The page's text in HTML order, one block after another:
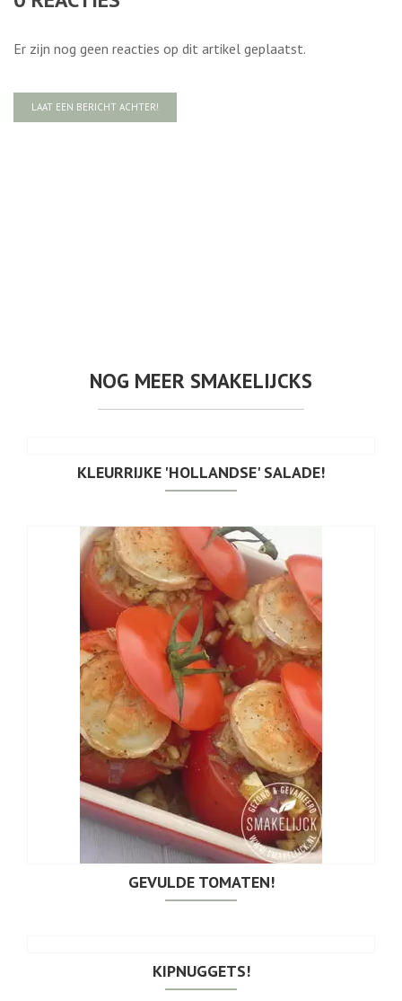
Er zijn nog geen reacties op dit artikel geplaatst.
LAAT EEN BERICHT ACHTER!
NOG MEER SMAKELIJCKS
KLEURRIJKE 'HOLLANDSE' SALADE!
GEVULDE TOMATEN!
KIPNUGGETS!